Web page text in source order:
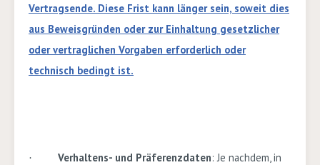
Vertragsende. Diese Frist kann länger sein, soweit dies
aus Beweisgründen oder zur Einhaltung gesetzlicher
oder vertraglichen Vorgaben erforderlich oder
technisch bedingt ist.
· Verhaltens- und Präferenzdaten: Je nachdem, in